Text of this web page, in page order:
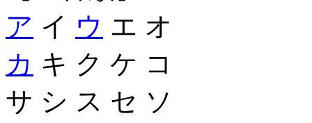
ア イ ウ エ オ
カ キ ク ケ コ
サ シ ス セ ソ